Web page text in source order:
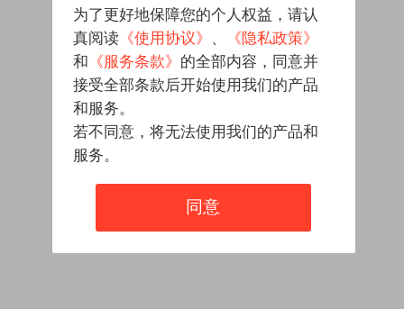
为了更好地保障您的个人权益，请认
真阅读 《使用协议》 、
《隐私政策》
和 《服务条款》 的全部内容，同意并
接受全部条款后开始使用我们的产品
和服务。
若不同意，将无法使用我们的产品和
服务。
同意